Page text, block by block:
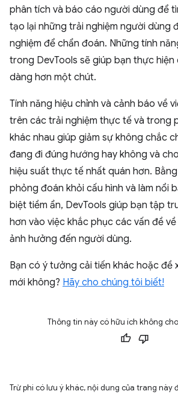
phân tích và báo cáo người dùng để
tạo lại những trải nghiệm người dùng
nghiệm để chẩn đoán. Những tính
trong DevTools sẽ giúp bạn thực
dàng hơn một chút.
Tính năng hiệu chỉnh và cảnh báo về
trên các trải nghiệm thực tế và trong
khác nhau giúp giảm sự không chắc
đang đi đúng hướng hay không và
hiệu suất thực tế nhất quán hơn.
phỏng đoán khỏi cấu hình và làm nổi
biệt tiềm ẩn, DevTools giúp bạn tập
hơn vào việc khắc phục các vấn đề
ảnh hưởng đến người dùng.
Bạn có ý tưởng cải tiến khác hoặc đề
mới không? Hãy cho chúng tôi biết!
Thông tin này có hữu ích không
Trừ phi có lưu ý khác, nội dung của trang này